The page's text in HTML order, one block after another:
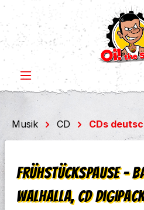
Zum Hauptinhalt springen
Musik CD CDs
Frühstückspause -
Walhalla, CD